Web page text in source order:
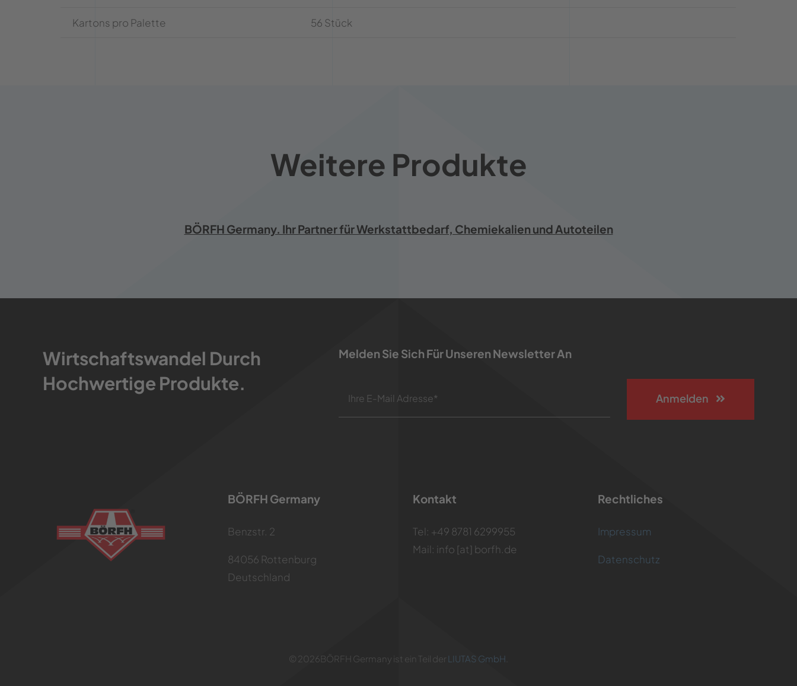
Kartons pro Palette 56 Stück
Weitere Produkte
BÖRFH Germany. Ihr Partner für Werkstattbedarf, Chemiekalien und Autoteilen
Wirtschaftswandel Durch
Hochwertige Produkte.
Melden Sie Sich Für Unseren Newsletter An
Anmelden
BÖRFH Germany
Benzstr. 2
84056 Rottenburg
Deutschland
Kontakt
Tel: +49 8781 6299955
Mail: info [at] borfh.de
Rechtliches
Impressum
Datenschutz
© 2026BÖRFH Germany ist ein Teil der LIUTAS GmbH